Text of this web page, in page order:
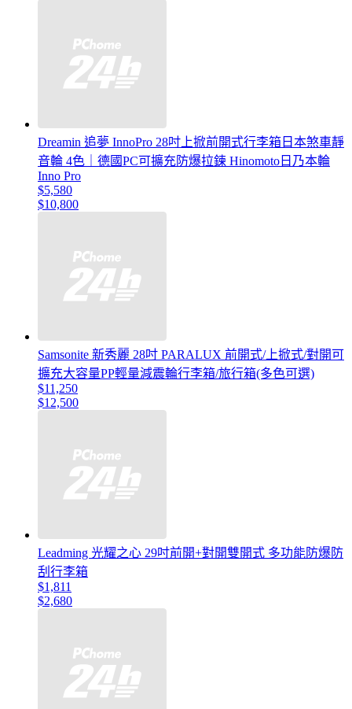
Dreamin 追夢 InnoPro 28吋上掀前開式行李箱日本煞車靜
音輪 4色｜德國PC可擴充防爆拉鍊 Hinomoto日乃本輪
Inno Pro
$5,580
$10,800
Samsonite 新秀麗 28吋 PARALUX 前開式/上掀式/對開可
擴充大容量PP輕量減震輪行李箱/旅行箱(多色可選)
$11,250
$12,500
Leadming 光耀之心 29吋前開+對開雙開式 多功能防爆防
刮行李箱
$1,811
$2,680